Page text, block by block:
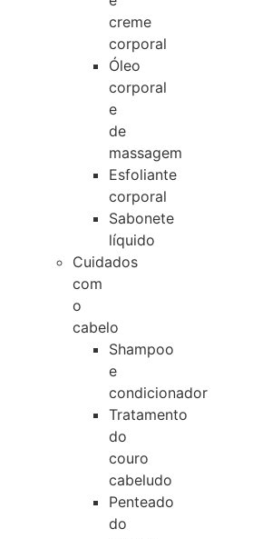
creme
corporal
Óleo
corporal
e
de
massagem
Esfoliante
corporal
Sabonete
líquido
Cuidados
com
o
cabelo
Shampoo
e
condicionador
Tratamento
do
couro
cabeludo
Penteado
do